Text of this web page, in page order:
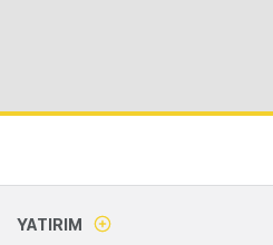
YATIRIM